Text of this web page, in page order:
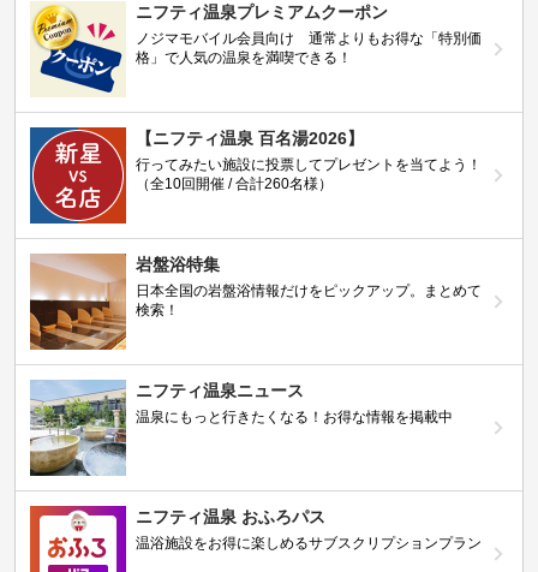
ニフティ温泉プレミアムクーポン
ノジマモバイル会員向け 通常よりもお得な「特別価
格」で人気の温泉を満喫できる！
【ニフティ温泉 百名湯2026】
行ってみたい施設に投票してプレゼントを当てよう！
（全10回開催 / 合計260名様）
岩盤浴特集
日本全国の岩盤浴情報だけをピックアップ。まとめて
検索！
ニフティ温泉ニュース
温泉にもっと行きたくなる！お得な情報を掲載中
ニフティ温泉 おふろパス
温浴施設をお得に楽しめるサブスクリプションプラン